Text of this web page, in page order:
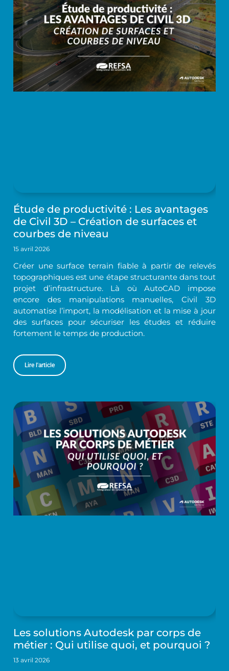
Étude de productivité : Les avantages
de Civil 3D – Création de surfaces et
courbes de niveau
15 avril 2026
Créer une surface terrain fiable à partir de relevés
topographiques est une étape structurante dans tout
projet d’infrastructure. Là où AutoCAD impose
encore des manipulations manuelles, Civil 3D
automatise l’import, la modélisation et la mise à jour
des surfaces pour sécuriser les études et réduire
fortement le temps de production.
Lire l'article
Les solutions Autodesk par corps de
métier : Qui utilise quoi, et pourquoi ?
13 avril 2026